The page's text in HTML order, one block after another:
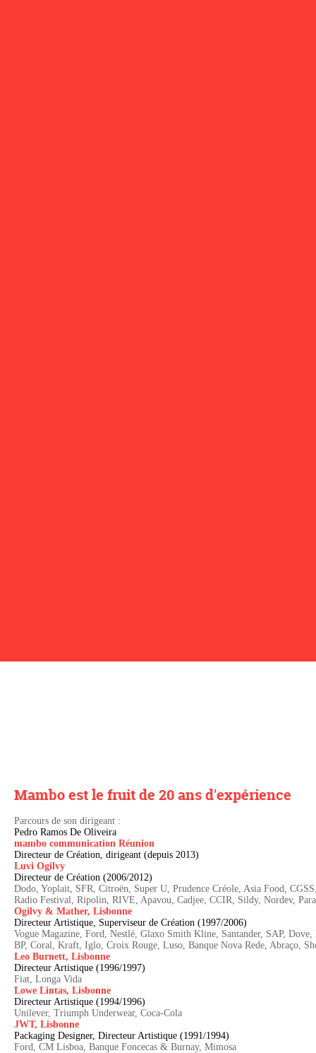
Mambo est le fruit de 20 ans d'expérience
Parcours de son dirigeant :
Pedro Ramos De Oliveira
mambo communication Réunion
Directeur de Création, dirigeant (depuis 2013)
Luvi Ogilvy
Directeur de Création (2006/2012)
Dodo, Yoplait, SFR, Citroën, Super U, Prudence Créole, Asia Food,
Radio Festival, Ripolin, RIVE, Apavou, Cadjee, CCIR, Sildy, Nordev,
Ogilvy & Mather, Lisbonne
Directeur Artistique, Superviseur de Création (1997/2006)
Vogue Magazine, Ford, Nestlé, Glaxo Smith Kline, Santander, SAP,
BP, Coral, Kraft, Iglo, Croix Rouge, Luso, Banque Nova Rede, Abraço,
Leo Burnett, Lisbonne
Directeur Artistique (1996/1997)
Fiat, Longa Vida
Lowe Lintas, Lisbonne
Directeur Artistique (1994/1996)
Unilever, Triumph Underwear, Coca-Cola
JWT, Lisbonne
Packaging Designer, Directeur Artistique (1991/1994)
Ford, CM Lisboa, Banque Foncecas & Burnay, Mimosa